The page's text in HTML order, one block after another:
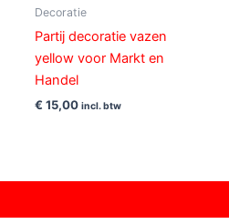
Decoratie
Partij decoratie vazen
yellow voor Markt en
Handel
€ 15,00 incl. btw